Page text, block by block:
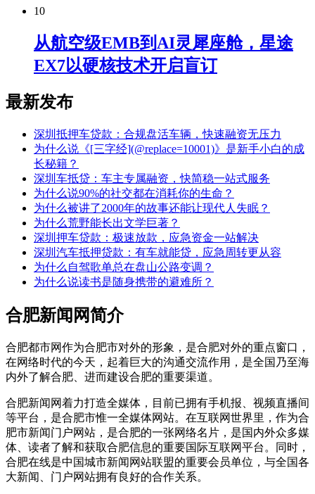
10
从航空级EMB到AI灵犀座舱，星途
EX7以硬核技术开启盲订
最新发布
深圳抵押车贷款：合规盘活车辆，快速融资无压力
为什么说《[三字经](@replace=10001)》是新手小白的成
长秘籍？
深圳车抵贷：车主专属融资，快简稳一站式服务
为什么说90%的社交都在消耗你的生命？
为什么被讲了2000年的故事还能让现代人失眠？
为什么荒野能长出文学巨著？
深圳押车贷款：极速放款，应急资金一站解决
深圳汽车抵押贷款：有车就能贷，应急周转更从容
为什么自驾歌单总在盘山公路变调？
为什么说读书是随身携带的避难所？
合肥新闻网简介
合肥都市网作为合肥市对外的形象，是合肥对外的重点窗口，
在网络时代的今天，起着巨大的沟通交流作用，是全国乃至海
内外了解合肥、进而建设合肥的重要渠道。
合肥新闻网着力打造全媒体，目前已拥有手机报、视频直播间
等平台，是合肥市惟一全媒体网站。在互联网世界里，作为合
肥市新闻门户网站，是合肥的一张网络名片，是国内外众多媒
体、读者了解和获取合肥信息的重要国际互联网平台。同时，
合肥在线是中国城市新闻网站联盟的重要会员单位，与全国各
大新闻、门户网站拥有良好的合作关系。